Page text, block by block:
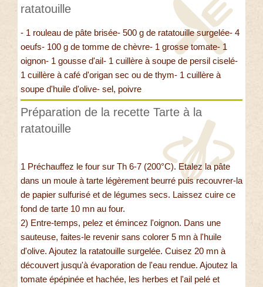
ratatouille
- 1 rouleau de pâte brisée- 500 g de ratatouille surgelée- 4
oeufs- 100 g de tomme de chèvre- 1 grosse tomate- 1
oignon- 1 gousse d'ail- 1 cuillère à soupe de persil ciselé-
1 cuillère à café d'origan sec ou de thym- 1 cuillère à
soupe d'huile d'olive- sel, poivre
Préparation de la recette Tarte à la
ratatouille
1 Préchauffez le four sur Th 6-7 (200°C). Etalez la pâte
dans un moule à tarte légèrement beurré puis recouvrer-la
de papier sulfurisé et de légumes secs. Laissez cuire ce
fond de tarte 10 mn au four.
2) Entre-temps, pelez et émincez l'oignon. Dans une
sauteuse, faites-le revenir sans colorer 5 mn à l'huile
d'olive. Ajoutez la ratatouille surgelée. Cuisez 20 mn à
découvert jusqu'à évaporation de l'eau rendue. Ajoutez la
tomate épépinée et hachée, les herbes et l'ail pelé et